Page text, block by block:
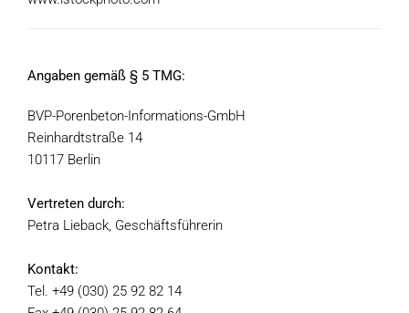
Angaben gemäß § 5 TMG:
BVP-Porenbeton-Informations-GmbH
Reinhardtstraße 14
10117 Berlin
Vertreten durch:
Petra Lieback, Geschäftsführerin
Kontakt:
Tel. +49 (030) 25 92 82 14